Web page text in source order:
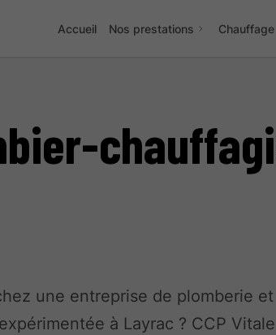
Accueil Nos prestations Chauffage
une entreprise de plomberie et
à Layrac ? CCP Vitale